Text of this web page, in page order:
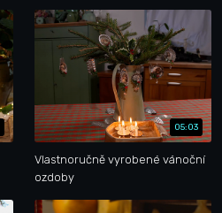
05:03
Vlastnoručně vyrobené vánoční
ozdoby